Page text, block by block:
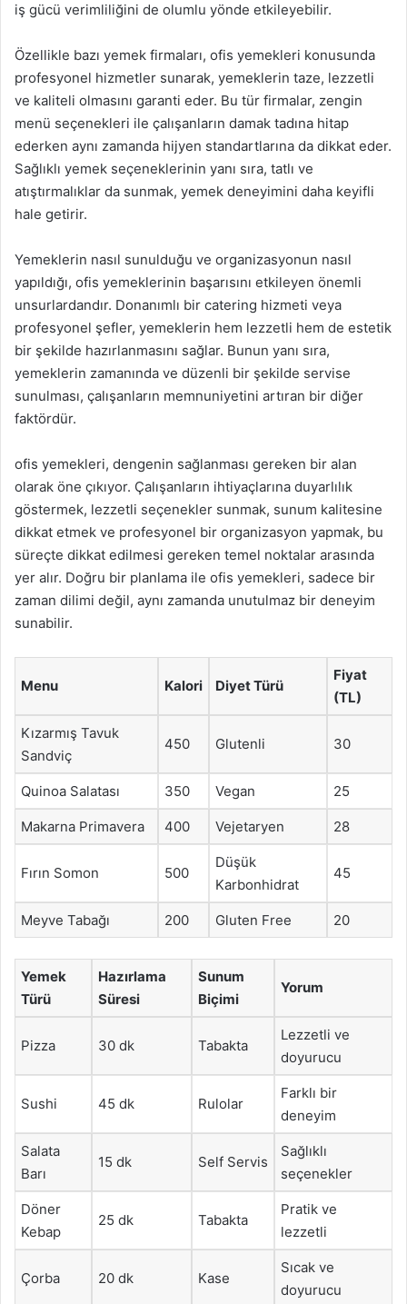
iş gücü verimliliğini de olumlu yönde etkileyebilir.
Özellikle bazı yemek firmaları, ofis yemekleri konusunda
profesyonel hizmetler sunarak, yemeklerin taze, lezzetli
ve kaliteli olmasını garanti eder. Bu tür firmalar, zengin
menü seçenekleri ile çalışanların damak tadına hitap
ederken aynı zamanda hijyen standartlarına da dikkat eder.
Sağlıklı yemek seçeneklerinin yanı sıra, tatlı ve
atıştırmalıklar da sunmak, yemek deneyimini daha keyifli
hale getirir.
Yemeklerin nasıl sunulduğu ve organizasyonun nasıl
yapıldığı, ofis yemeklerinin başarısını etkileyen önemli
unsurlardandır. Donanımlı bir catering hizmeti veya
profesyonel şefler, yemeklerin hem lezzetli hem de estetik
bir şekilde hazırlanmasını sağlar. Bunun yanı sıra,
yemeklerin zamanında ve düzenli bir şekilde servise
sunulması, çalışanların memnuniyetini artıran bir diğer
faktördür.
ofis yemekleri, dengenin sağlanması gereken bir alan
olarak öne çıkıyor. Çalışanların ihtiyaçlarına duyarlılık
göstermek, lezzetli seçenekler sunmak, sunum kalitesine
dikkat etmek ve profesyonel bir organizasyon yapmak, bu
süreçte dikkat edilmesi gereken temel noktalar arasında
yer alır. Doğru bir planlama ile ofis yemekleri, sadece bir
zaman dilimi değil, aynı zamanda unutulmaz bir deneyim
sunabilir.
Menu Kalori Diyet Türü
Fiyat
(TL)
Kızarmış Tavuk
Sandviç
450 Glutenli 30
Quinoa Salatası 350 Vegan 25
Makarna Primavera 400 Vejetaryen 28
Fırın Somon 500
Düşük
Karbonhidrat
45
Meyve Tabağı 200 Gluten Free 20
Yemek
Türü
Hazırlama
Süresi
Sunum
Biçimi
Yorum
Pizza 30 dk Tabakta
Lezzetli ve
doyurucu
Sushi 45 dk Rulolar
Farklı bir
deneyim
Salata
Barı
15 dk Self Servis
Sağlıklı
seçenekler
Döner
Kebap
25 dk Tabakta
Pratik ve
lezzetli
Çorba 20 dk Kase
Sıcak ve
doyurucu